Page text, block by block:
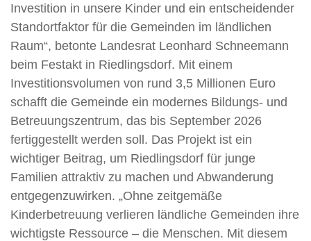
Investition in unsere Kinder und ein entscheidender
Standortfaktor für die Gemeinden im ländlichen
Raum“, betonte Landesrat Leonhard Schneemann
beim Festakt in Riedlingsdorf. Mit einem
Investitionsvolumen von rund 3,5 Millionen Euro
schafft die Gemeinde ein modernes Bildungs- und
Betreuungszentrum, das bis September 2026
fertiggestellt werden soll. Das Projekt ist ein
wichtiger Beitrag, um Riedlingsdorf für junge
Familien attraktiv zu machen und Abwanderung
entgegenzuwirken. „Ohne zeitgemäße
Kinderbetreuung verlieren ländliche Gemeinden ihre
wichtigste Ressource – die Menschen. Mit diesem